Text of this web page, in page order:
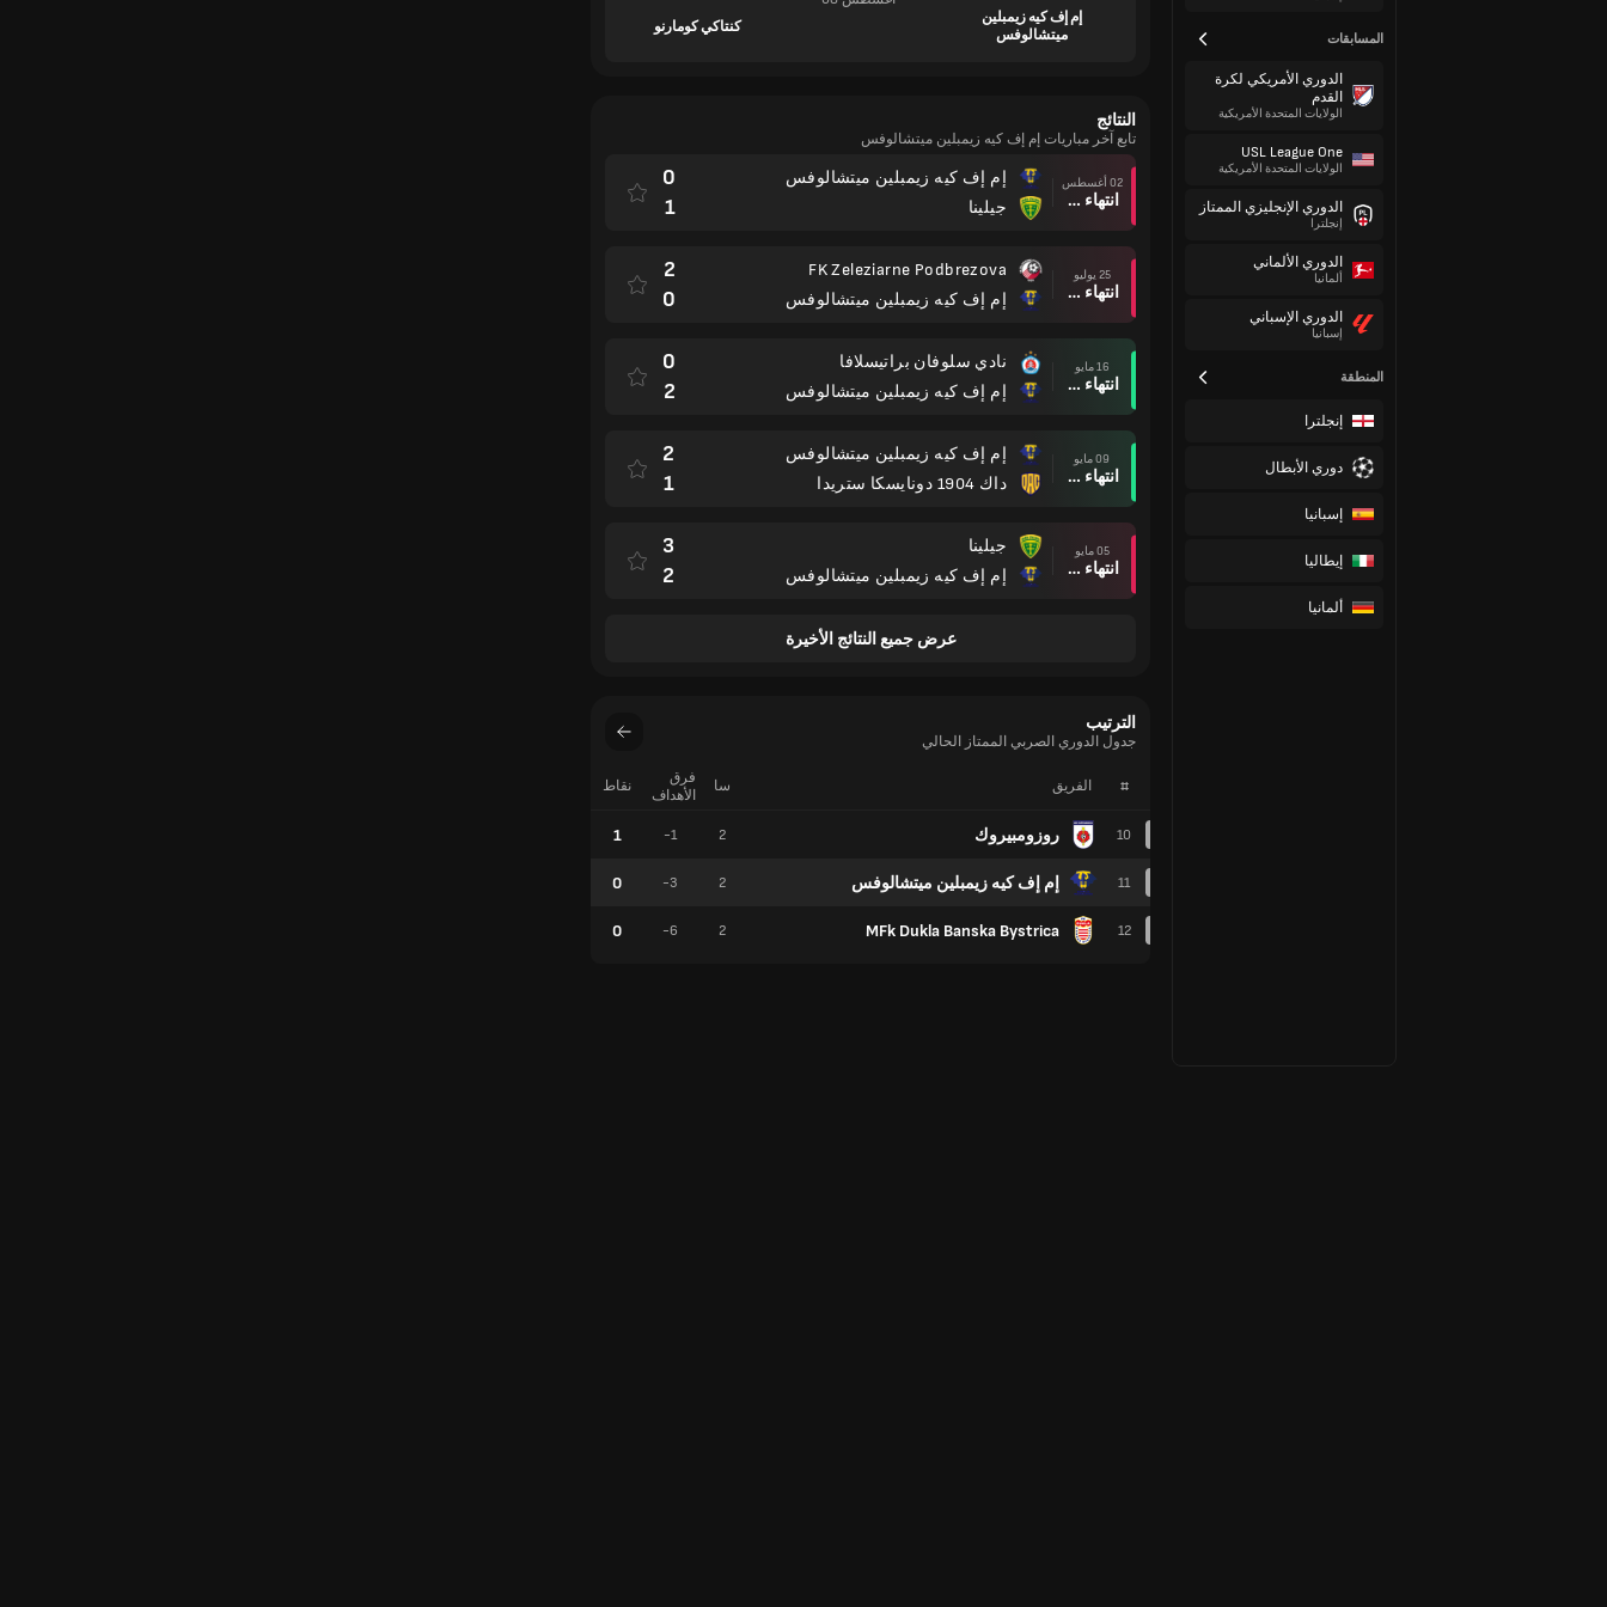
المسابقات
الدوري الأمريكي لكرة
القدم
الولايات المتحدة الأمريكية
USL League One
الولايات المتحدة الأمريكية
الدوري الإنجليزي الممتاز
إنجلترا
الدوري الألماني
ألمانيا
الدوري الإسباني
إسبانيا
المنطقة
إنجلترا
دوري الأبطال
إسبانيا
إيطاليا
ألمانيا
إم إف كيه زيمبلين
ميتشالوفس
كنتاكي كومارنو
النتائج
تابع آخر مباريات إم إف كيه زيمبلين ميتشالوفس
02 أغسطس
انتهاء وقت المباراة
إم إف كيه زيمبلين ميتشالوفس
جيلينا
0
1
25 يوليو
انتهاء وقت المباراة
FK Zeleziarne Podbrezova
إم إف كيه زيمبلين ميتشالوفس
2
0
16 مايو
انتهاء وقت المباراة
نادي سلوفان براتيسلافا
إم إف كيه زيمبلين ميتشالوفس
0
2
09 مايو
انتهاء وقت المباراة
إم إف كيه زيمبلين ميتشالوفس
داك 1904 دونايسكا ستريدا
2
1
05 مايو
انتهاء وقت المباراة
جيلينا
إم إف كيه زيمبلين ميتشالوفس
3
2
عرض جميع النتائج الأخيرة
الترتيب
جدول الدوري الصربي الممتاز الحالي
# الفريق
10 روزومبيروك
11 إم إف كيه زيمبلين ميتشالوفس
12
MFk Dukla Banska Bystrica
سا
فرق
الأهداف
نقاط
2
-1
1
2
-3
0
2
-6
0